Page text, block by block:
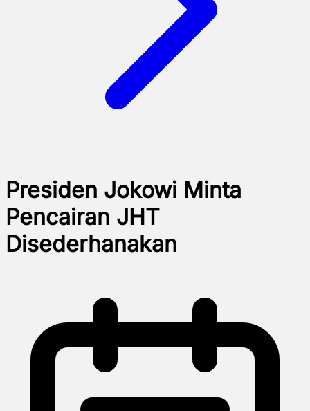
Presiden Jokowi Minta
Pencairan JHT
Disederhanakan